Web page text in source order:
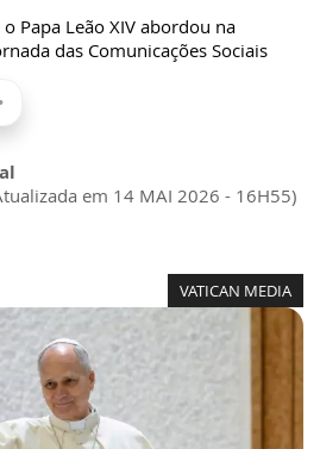
Papa Leão XIV abordou na
das Comunicações Sociais
em 14 MAI 2026 - 16H55)
VATICAN MEDIA